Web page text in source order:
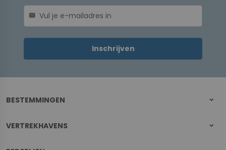
mail
Inschrijven
BESTEMMINGEN
VERTREKHAVENS